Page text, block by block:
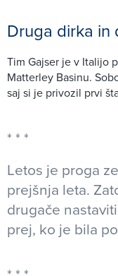
Druga dirka in
Tim Gajser je v Italijo
Matterley Basinu.
saj si je privozil prvi
Letos je proga
prejšnja leta.
drugače
prej, ko je bila